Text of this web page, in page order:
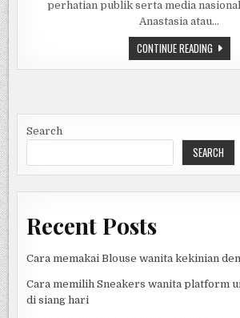
perhatian publik serta media
Anastasia atau…
CONTINUE READING
VIDEO
SYUR
BAGI
FIGUR,
DAN
Search
SEARCH
Recent Posts
Cara memakai Blouse wanita kekinian
Cara memilih Sneakers wanita platform
di siang hari